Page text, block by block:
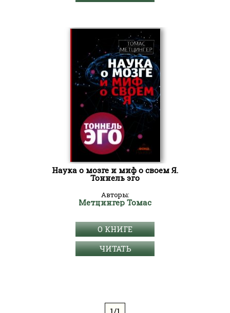
Наука о мозге и миф о своем Я.
Тоннель эго
Авторы:
Метцингер Томас
О КНИГЕ
ЧИТАТЬ